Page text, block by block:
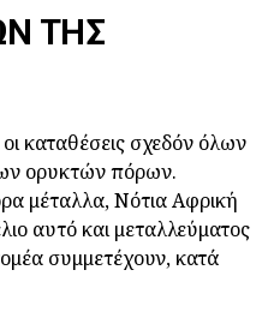
ΤΗΣ
καταθέσεις σχεδόν όλων
ορυκτών πόρων.
μέταλλα, Νότια Αφρική
αυτό και μεταλλεύματος
συμμετέχουν, κατά